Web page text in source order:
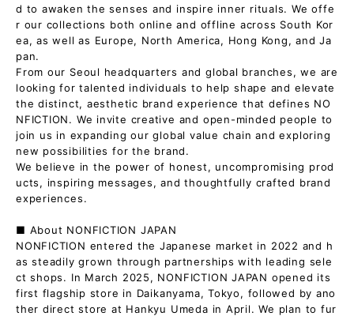
d to awaken the senses and inspire inner rituals. We offe
r our collections both online and offline across South Kor
ea, as well as Europe, North America, Hong Kong, and Ja
pan.
From our Seoul headquarters and global branches, we are
looking for talented individuals to help shape and elevate
the distinct, aesthetic brand experience that defines NO
NFICTION. We invite creative and open-minded people to
join us in expanding our global value chain and exploring
new possibilities for the brand.
We believe in the power of honest, uncompromising prod
ucts, inspiring messages, and thoughtfully crafted brand
experiences.
■ About NONFICTION JAPAN
NONFICTION entered the Japanese market in 2022 and h
as steadily grown through partnerships with leading sele
ct shops. In March 2025, NONFICTION JAPAN opened its
first flagship store in Daikanyama, Tokyo, followed by ano
ther direct store at Hankyu Umeda in April. We plan to fur